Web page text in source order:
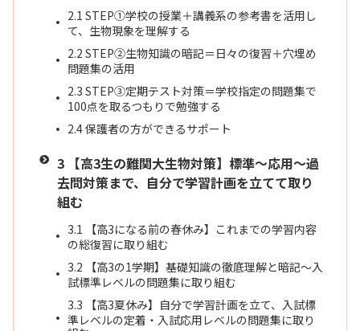
2.1 STEP①学校の授業＋講義系の参考書を活用し
て、生物現象を理解する
2.2 STEP②生物知識の暗記＝日々の復習＋穴埋め
問題集の活用
2.3 STEP③定期テスト対策＝学校指定の問題集で
100点を取るつもりで勉強する
2.4保護者の方ができるサポート
3 【高3生の難関大生物対策】標準〜応用〜過
去問対策まで、自分で学習計画を立てて取り
組む
3.1 【高3になる前の春休み】これまでの学習内容
の総復習に取り組む
3.2 【高3の1学期】基礎知識の徹底理解と暗記〜入
試標準レベルの問題集に取り組む
3.3 【高3夏休み】自分で学習計画を立て、入試標
準レベルの定着・入試応用レベルの問題集に取り